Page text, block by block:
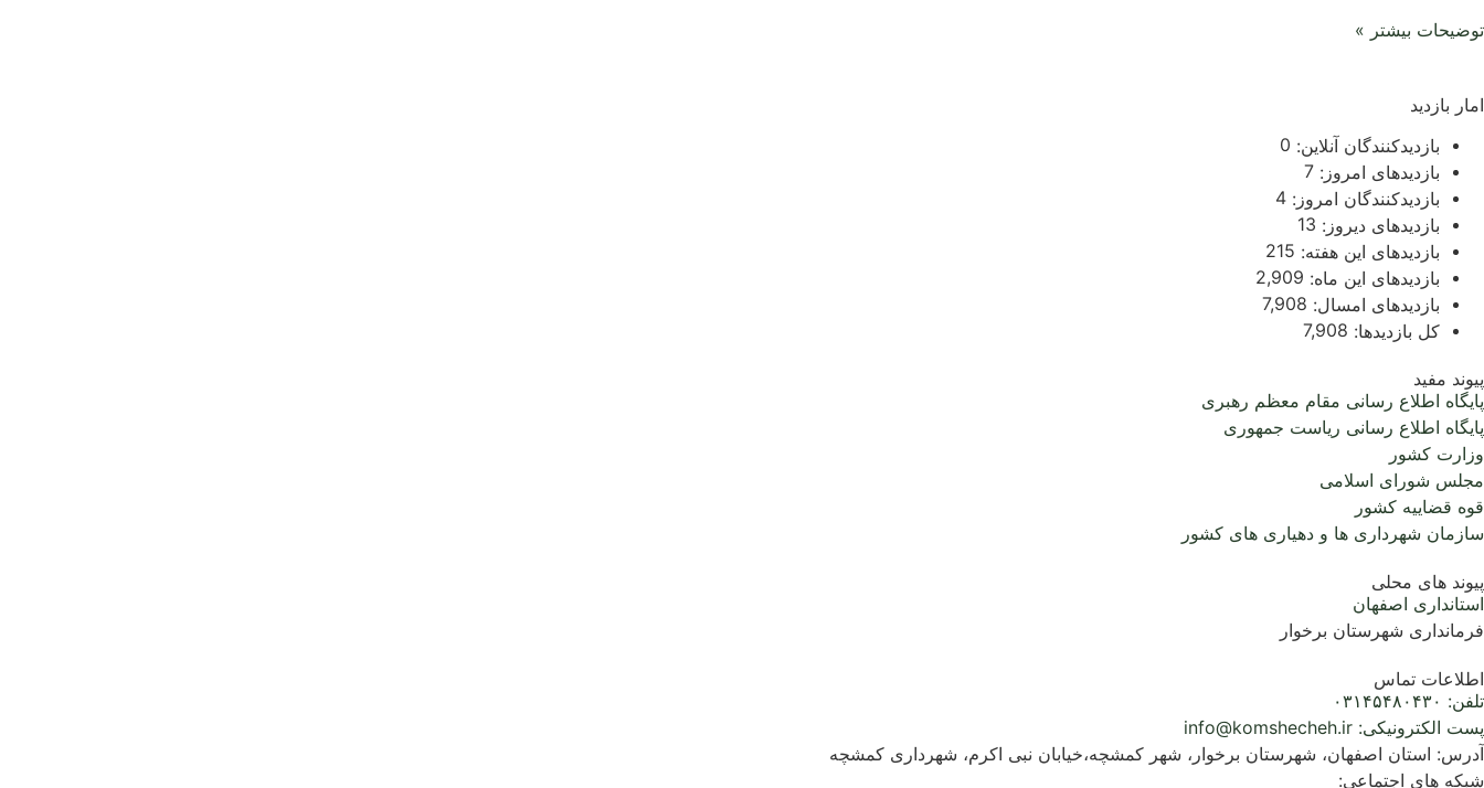
توضیحات بیشتر »
امار بازدید
بازدیدکنندگان آنلاین: 0
بازدیدهای امروز: 7
بازدیدکنندگان امروز: 4
بازدیدهای دیروز: 13
بازدیدهای این هفته: 215
بازدیدهای این ماه: 2,909
بازدیدهای امسال: 7,908
کل بازدیدها: 7,908
پیوند مفید
پایگاه اطلاع رسانی مقام معظم رهبری
پایگاه اطلاع رسانی ریاست جمهوری
وزارت کشور
مجلس شورای اسلامی
قوه قضاییه کشور
سازمان شهرداری ها و دهیاری های کشور
پیوند های محلی
استانداری اصفهان
فرمانداری شهرستان برخوار
اطلاعات تماس
تلفن: ۰۳۱۴۵۴۸۰۴۳۰
پست الکترونیکی: info@komshecheh.ir
آدرس: استان اصفهان، شهرستان برخوار، شهر کمشچه،خیابان نبی اکرم، شهرداری کمشچه
شبکه های اجتماعی: